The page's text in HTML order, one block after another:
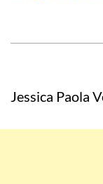
Jessica Paola